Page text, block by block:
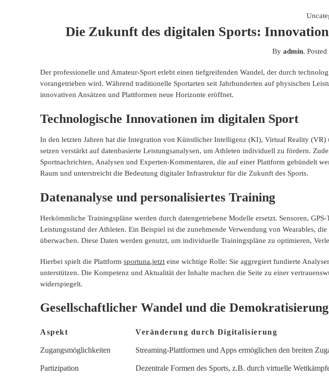
Die Zukunft des digitalen Sports:
By admin. Posted
Der professionelle und Amateur-Sport erlebt einen tiefgreifenden Wandel, der durch
vorangetrieben wird. Während traditionelle Sportarten seit Jahrhunderten auf physischen
innovativen Ansätzen und Plattformen neue Horizonte eröffnet.
Technologische Innovationen im digitalen Sport
In den letzten Jahren hat die Integration von Künstlicher Intelligenz (KI), Virtual Reality
setzen verstärkt auf datenbasierte Leistungsanalysen, um Athleten individuell zu fördern.
Sportnachrichten, Analysen und Experten-Kommentaren, die auf einer Plattform gebündelt
Raum und unterstreicht die Bedeutung digitaler Infrastruktur für die Zukunft des Sports.
Datenanalyse und personalisiertes Training
Herkömmliche Trainingspläne werden durch datengetriebene Modelle ersetzt. Sensoren,
Leistungsstand der Athleten. Ein Beispiel ist die zunehmende Verwendung von Wearables,
überwachen. Diese Daten werden genutzt, um individuelle Trainingspläne zu optimieren,
Hierbei spielt die Plattform sportuna.jetzt eine wichtige Rolle: Sie aggregiert fundierte
unterstützen. Die Kompetenz und Aktualität der Inhalte machen die Seite zu einer
widerspiegelt.
Gesellschaftlicher Wandel und die
Aspekt Veränderung durch Digitalisierung
Zugangsmöglichkeiten Streaming-Plattformen und Apps ermöglichen den breiten
Partizipation Dezentrale Formen des Sports, z.B. durch virtuelle